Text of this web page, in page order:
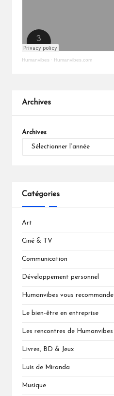
Humanvibes · Humanvibes.com
Archives
Archives
Catégories
Art
Ciné & TV
Communication
Développement personnel
Humanvibes vous recommande
Le bien-être en entreprise
Les rencontres de Humanvibes
Livres, BD & Jeux
Luis de Miranda
Musique